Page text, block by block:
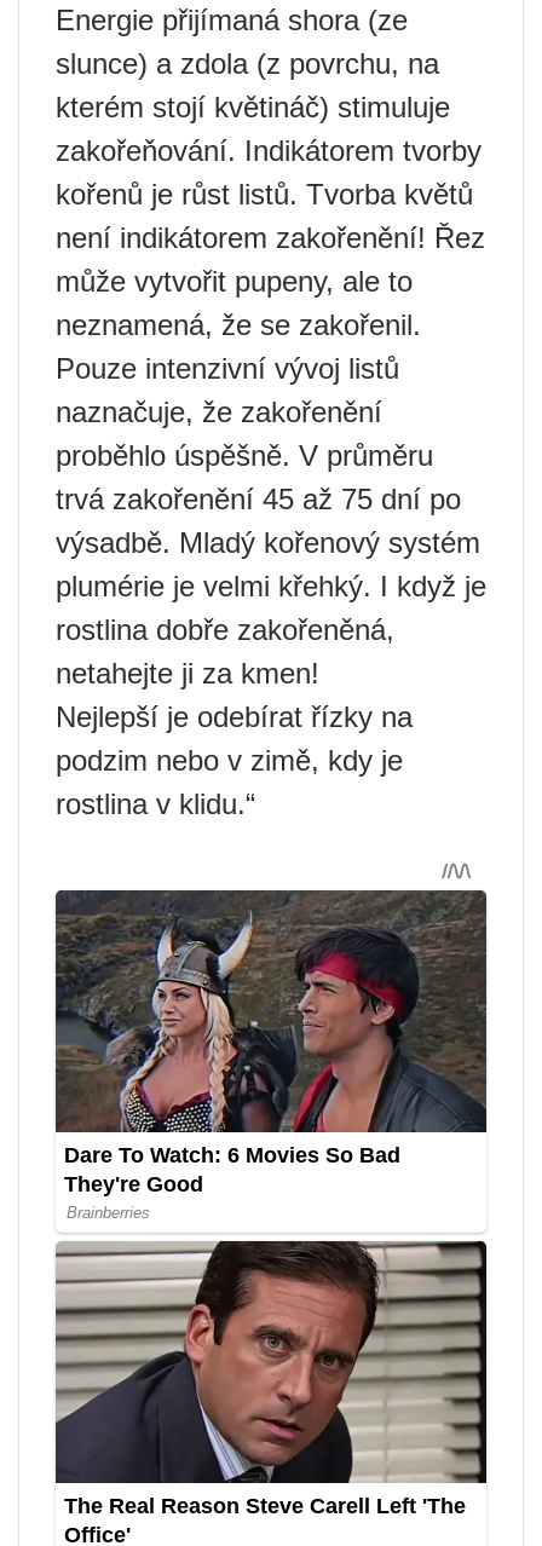
Energie přijímaná shora (ze
slunce) a zdola (z povrchu, na
kterém stojí květináč) stimuluje
zakořeňování. Indikátorem tvorby
kořenů je růst listů. Tvorba květů
není indikátorem zakořenění! Řez
může vytvořit pupeny, ale to
neznamená, že se zakořenil.
Pouze intenzivní vývoj listů
naznačuje, že zakořenění
proběhlo úspěšně. V průměru
trvá zakořenění 45 až 75 dní po
výsadbě. Mladý kořenový systém
plumérie je velmi křehký. I když je
rostlina dobře zakořeněná,
netahejte ji za kmen!
Nejlepší je odebírat řízky na
podzim nebo v zimě, kdy je
rostlina v klidu.“